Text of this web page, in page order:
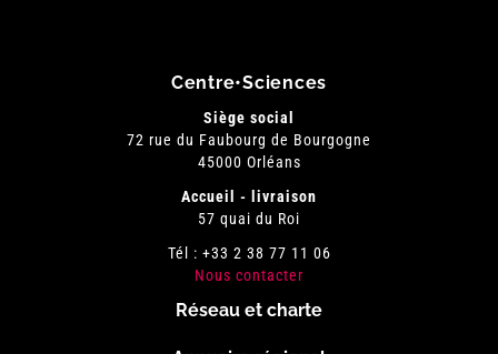
Centre•Sciences
Siège social
72 rue du Faubourg de Bourgogne
45000 Orléans
Accueil - livraison
57 quai du Roi
Tél : +33 2 38 77 11 06
Nous contacter
Réseau et charte